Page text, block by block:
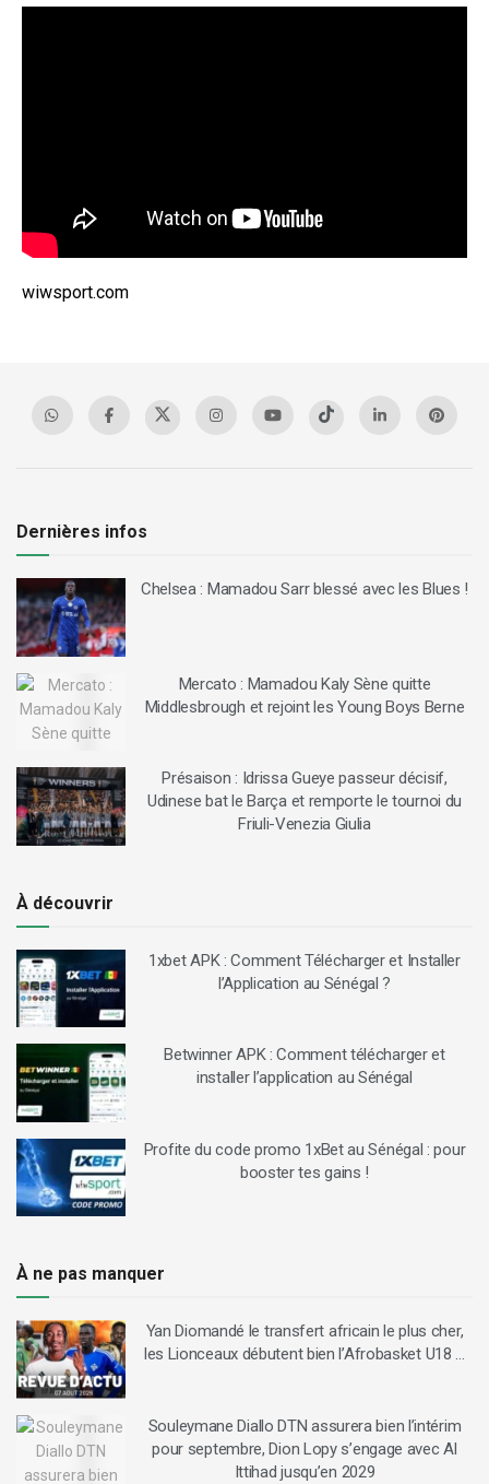
wiwsport.com
Dernières infos
Chelsea : Mamadou Sarr blessé avec les Blues !
Mercato : Mamadou Kaly Sène quitte
Middlesbrough et rejoint les Young Boys Berne
Présaison : Idrissa Gueye passeur décisif,
Udinese bat le Barça et remporte le tournoi du
Friuli-Venezia Giulia
À découvrir
1xbet APK : Comment Télécharger et Installer
l’Application au Sénégal ?
Betwinner APK : Comment télécharger et
installer l’application au Sénégal
Profite du code promo 1xBet au Sénégal : pour
booster tes gains !
À ne pas manquer
Yan Diomandé le transfert africain le plus cher,
les Lionceaux débutent bien l’Afrobasket U18 …
Souleymane Diallo DTN assurera bien l’intérim
pour septembre, Dion Lopy s’engage avec Al
Ittihad jusqu’en 2029